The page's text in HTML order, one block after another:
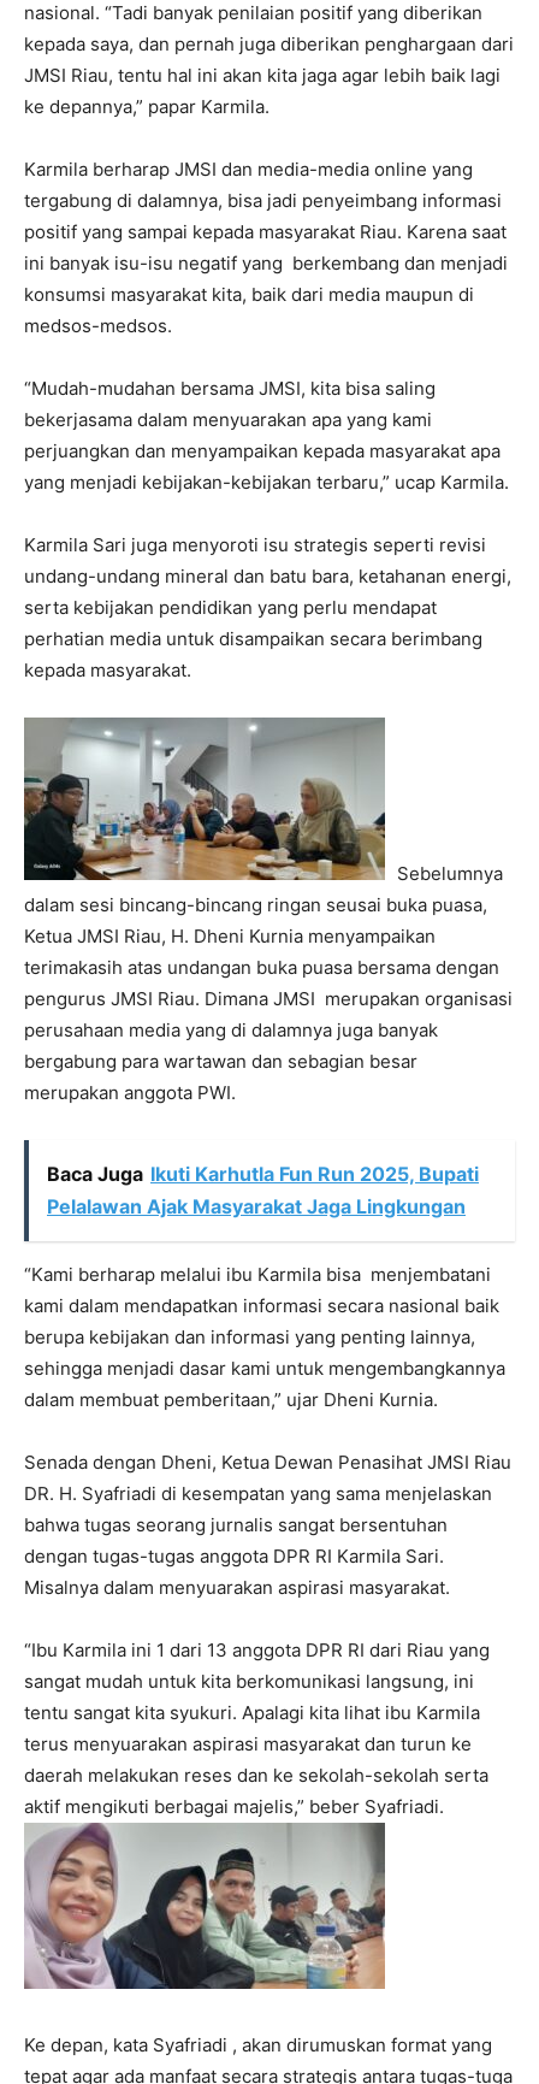
nasional. “Tadi banyak penilaian positif yang diberikan
kepada saya, dan pernah juga diberikan penghargaan dari
JMSI Riau, tentu hal ini akan kita jaga agar lebih baik lagi
ke depannya,” papar Karmila.
Karmila berharap JMSI dan media-media online yang
tergabung di dalamnya, bisa jadi penyeimbang informasi
positif yang sampai kepada masyarakat Riau. Karena saat
ini banyak isu-isu negatif yang berkembang dan menjadi
konsumsi masyarakat kita, baik dari media maupun di
medsos-medsos.
“Mudah-mudahan bersama JMSI, kita bisa saling
bekerjasama dalam menyuarakan apa yang kami
perjuangkan dan menyampaikan kepada masyarakat apa
yang menjadi kebijakan-kebijakan terbaru,” ucap Karmila.
Karmila Sari juga menyoroti isu strategis seperti revisi
undang-undang mineral dan batu bara, ketahanan energi,
serta kebijakan pendidikan yang perlu mendapat
perhatian media untuk disampaikan secara berimbang
kepada masyarakat.
Sebelumnya
dalam sesi bincang-bincang ringan seusai buka puasa,
Ketua JMSI Riau, H. Dheni Kurnia menyampaikan
terimakasih atas undangan buka puasa bersama dengan
pengurus JMSI Riau. Dimana JMSI merupakan organisasi
perusahaan media yang di dalamnya juga banyak
bergabung para wartawan dan sebagian besar
merupakan anggota PWI.
Baca Juga Ikuti Karhutla Fun Run 2025, Bupati
Pelalawan Ajak Masyarakat Jaga Lingkungan
“Kami berharap melalui ibu Karmila bisa menjembatani
kami dalam mendapatkan informasi secara nasional baik
berupa kebijakan dan informasi yang penting lainnya,
sehingga menjadi dasar kami untuk mengembangkannya
dalam membuat pemberitaan,” ujar Dheni Kurnia.
Senada dengan Dheni, Ketua Dewan Penasihat JMSI Riau
DR. H. Syafriadi di kesempatan yang sama menjelaskan
bahwa tugas seorang jurnalis sangat bersentuhan
dengan tugas-tugas anggota DPR RI Karmila Sari.
Misalnya dalam menyuarakan aspirasi masyarakat.
“Ibu Karmila ini 1 dari 13 anggota DPR RI dari Riau yang
sangat mudah untuk kita berkomunikasi langsung, ini
tentu sangat kita syukuri. Apalagi kita lihat ibu Karmila
terus menyuarakan aspirasi masyarakat dan turun ke
daerah melakukan reses dan ke sekolah-sekolah serta
aktif mengikuti berbagai majelis,” beber Syafriadi.
Ke depan, kata Syafriadi , akan dirumuskan format yang
tepat agar ada manfaat secara strategis antara tugas-tuga